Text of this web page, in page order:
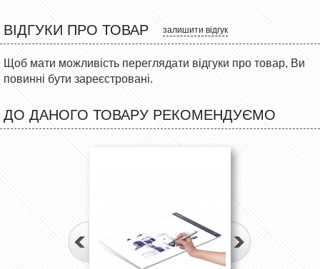
ВІДГУКИ ПРО ТОВАР залишити відгук
Щоб мати можливість переглядати відгуки про товар, Ви
повинні бути зареєстровані.
ДО ДАНОГО ТОВАРУ РЕКОМЕНДУЄМО